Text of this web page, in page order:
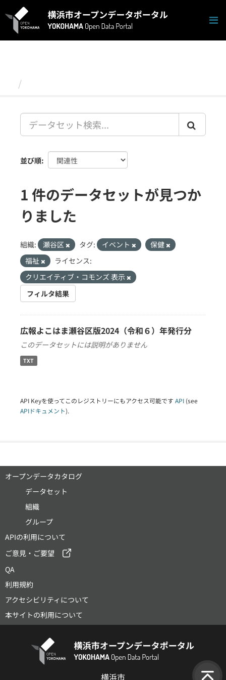
キ
並び順
1 件のデータセットが見つか
りました
組織: 瀬谷区 タグ: イベント
保健
福祉
ライセンス:
クリエイティブ・コモンズ 表示
フィルタ結果
広報よこはま瀬谷区版2024（令和６）年発行分
このデータセットには説明がありません
TXT
API Keyを使ってこのレジストリーにもアクセス可能です API (see
APIドキュメント).
オープンデータカタログ
データセット
組織
グループ
APIの利用について
ご意見・ご要望
QA
利用規約
アクセシビリティについて
本サイトの利用について
横浜市